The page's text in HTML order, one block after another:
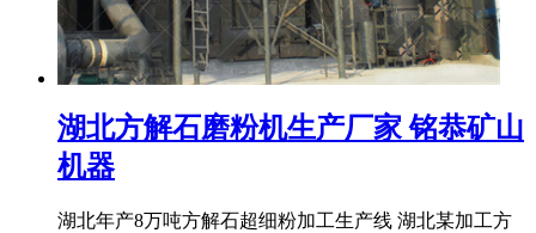
湖北方解石磨粉机生产厂家 铭恭矿山
机器
湖北年产8万吨方解石超细粉加工生产线 湖北某加工方